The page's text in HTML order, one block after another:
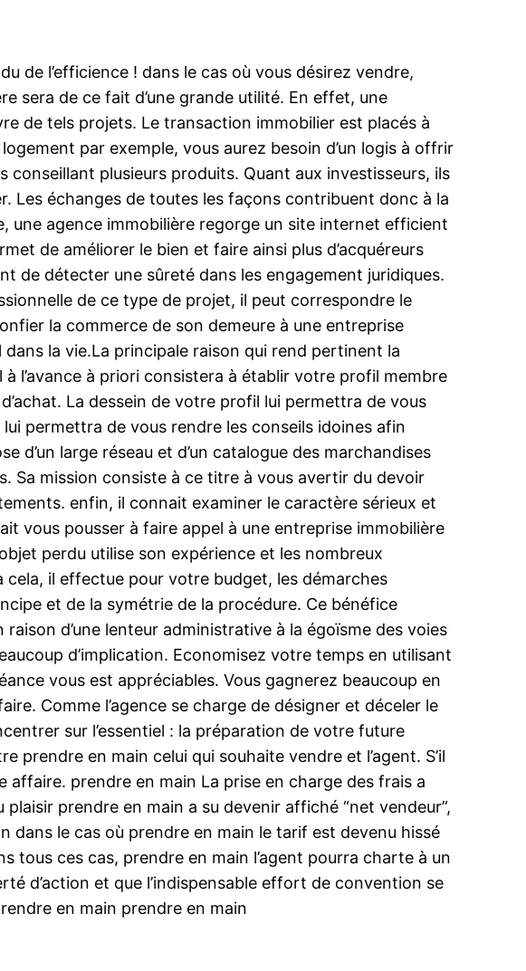
de l’efficience ! dans le cas où vous désirez vendre,
sera de ce fait d’une grande utilité. En effet, une
de tels projets. Le transaction immobilier est placés à
par exemple, vous aurez besoin d’un logis à offrir
plusieurs produits. Quant aux investisseurs, ils
Les échanges de toutes les façons contribuent donc à la
une agence immobilière regorge un site internet efficient
de améliorer le bien et faire ainsi plus d’acquéreurs
de détecter une sûreté dans les engagement juridiques.
de ce type de projet, il peut correspondre le
la commerce de son demeure à une entreprise
la vie.La principale raison qui rend pertinent la
l’avance à priori consistera à établir votre profil membre
La dessein de votre profil lui permettra de vous
permettra de vous rendre les conseils idoines afin
d’un large réseau et d’un catalogue des marchandises
Sa mission consiste à ce titre à vous avertir du devoir
enfin, il connait examiner le caractère sérieux et
vous pousser à faire appel à une entreprise immobilière
perdu utilise son expérience et les nombreux
il effectue pour votre budget, les démarches
et de la symétrie de la procédure. Ce bénéfice
d’une lenteur administrative à la égoïsme des voies
d’implication. Economisez votre temps en utilisant
vous est appréciables. Vous gagnerez beaucoup en
Comme l’agence se charge de désigner et déceler le
sur l’essentiel : la préparation de votre future
en main celui qui souhaite vendre et l’agent. S’il
affaire. prendre en main La prise en charge des frais a
prendre en main a su devenir affiché “net vendeur”,
le cas où prendre en main le tarif est devenu hissé
tous ces cas, prendre en main l’agent pourra charte à un
d’action et que l’indispensable effort de convention se
en main prendre en main